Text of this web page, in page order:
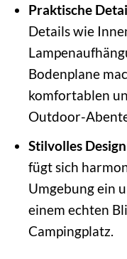
Praktische
Details wie
Bodenplane
komfortablen
Outdoor-
Stilvolles
fügt sich
Umgebung ein
einem echten
Campingplatz.